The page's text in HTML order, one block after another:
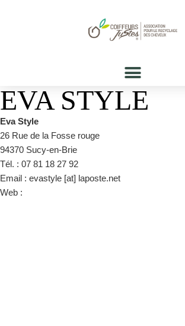
EVA STYLE
Eva Style
26 Rue de la Fosse rouge
94370 Sucy-en-Brie
Tél. : 07 81 18 27 92
Email : evastyle [at] laposte.net
Web :